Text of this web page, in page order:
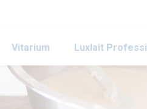
Vitarium Luxlait